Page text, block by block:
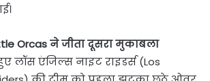
Orcas ने जीता दूसरा मुकाबला
लॉस एंजिल्स नाइट राइडर्स (Los